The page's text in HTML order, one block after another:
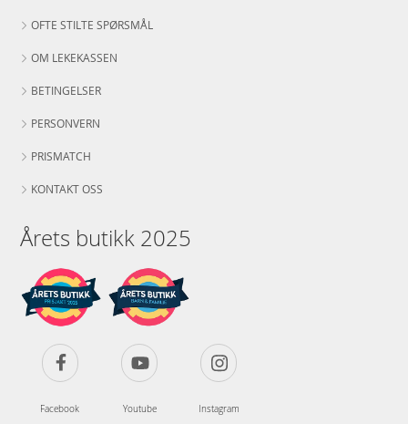
OFTE STILTE SPØRSMÅL
OM LEKEKASSEN
BETINGELSER
PERSONVERN
PRISMATCH
KONTAKT OSS
Årets butikk 2025
Facebook Youtube Instagram